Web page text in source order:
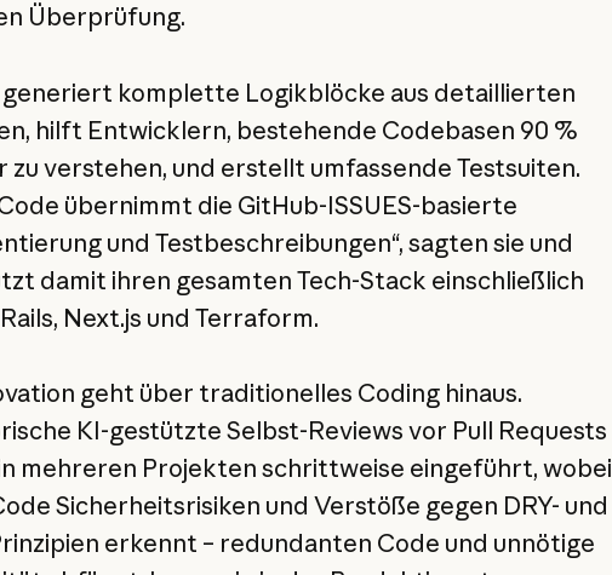
Überprüfung.
generiert komplette Logikblöcke aus detaillierten
hilft Entwicklern, bestehende Codebasen 90 %
zu verstehen, und erstellt umfassende Testsuiten.
übernimmt die GitHub-ISSUES-basierte
und Testbeschreibungen“, sagten sie und
damit ihren gesamten Tech-Stack einschließlich
Next.js und Terraform.
geht über traditionelles Coding hinaus.
KI-gestützte Selbst-Reviews vor Pull Requests
mehreren Projekten schrittweise eingeführt, wobei
Sicherheitsrisiken und Verstöße gegen DRY- und
erkennt – redundanten Code und unnötige